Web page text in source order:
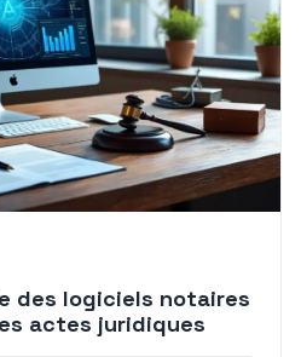
des logiciels notaires
actes juridiques